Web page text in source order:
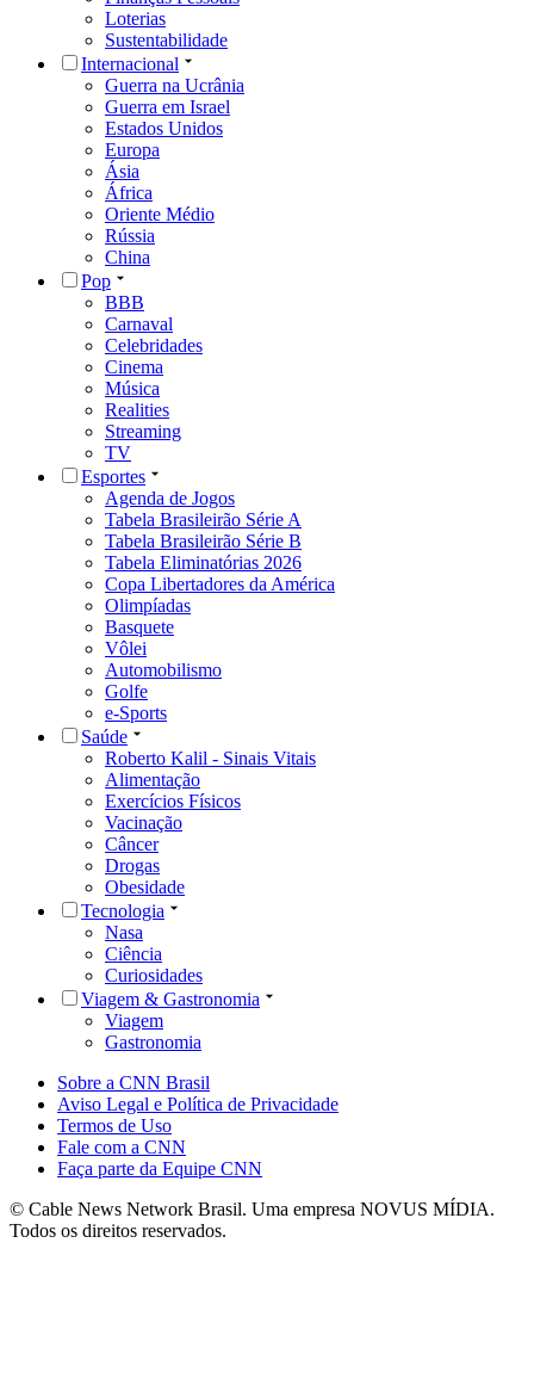
Loterias
Sustentabilidade
Internacional
Guerra na Ucrânia
Guerra em Israel
Estados Unidos
Europa
Ásia
África
Oriente Médio
Rússia
China
Pop
BBB
Carnaval
Celebridades
Cinema
Música
Realities
Streaming
TV
Esportes
Agenda de Jogos
Tabela Brasileirão Série A
Tabela Brasileirão Série B
Tabela Eliminatórias 2026
Copa Libertadores da América
Olimpíadas
Basquete
Vôlei
Automobilismo
Golfe
e-Sports
Saúde
Roberto Kalil - Sinais Vitais
Alimentação
Exercícios Físicos
Vacinação
Câncer
Drogas
Obesidade
Tecnologia
Nasa
Ciência
Curiosidades
Viagem & Gastronomia
Viagem
Gastronomia
Sobre a CNN Brasil
Aviso Legal e Política de Privacidade
Termos de Uso
Fale com a CNN
Faça parte da Equipe CNN
© Cable News Network Brasil. Uma empresa NOVUS MÍDIA.
Todos os direitos reservados.